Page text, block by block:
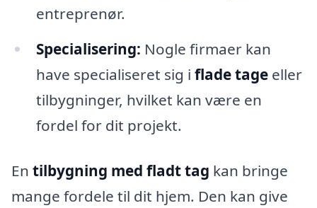
entreprenør.
Specialisering: Nogle firmaer kan
have specialiseret sig i flade tageeller
tilbygninger, hvilket kan være en
fordel for dit projekt.
En tilbygning med fladt tag kan bringe
mange fordele til dit hjem. Den kan give